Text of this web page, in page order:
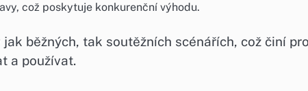
což poskytuje konkurenční výhodu.
běžných, tak soutěžních scénářích, což činí
a používat.